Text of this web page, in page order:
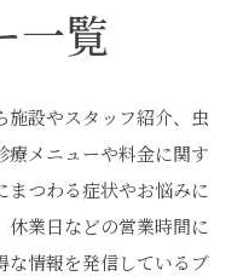
一覧
施設やスタッフ紹介、虫
療メニューや料金に関す
まつわる症状やお悩みに
業日などの営業時間に
な情報を発信しているブ